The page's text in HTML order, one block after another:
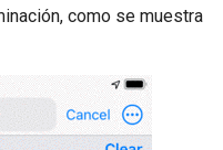
como se muestra